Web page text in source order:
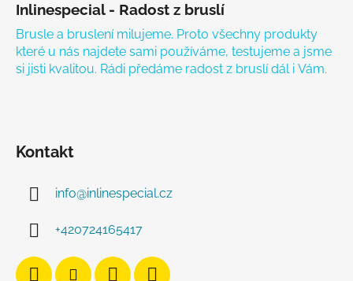
Inlinespecial - Radost z bruslí
Brusle a bruslení milujeme. Proto všechny produkty
které u nás najdete sami používáme, testujeme a jsme
si jisti kvalitou. Rádi předáme radost z bruslí dál i Vám.
Kontakt
info@inlinespecial.cz
+420724165417